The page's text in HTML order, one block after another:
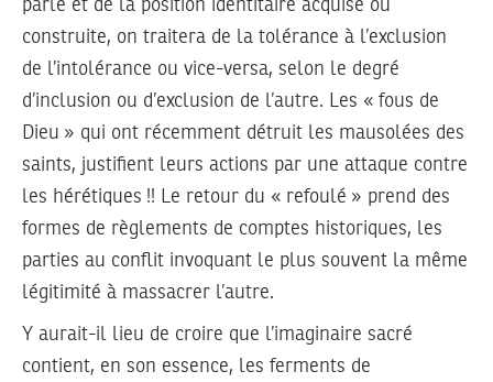
parle et de la position identitaire acquise ou
construite, on traitera de la tolérance à l’exclusion
de l’intolérance ou vice-versa, selon le degré
d’inclusion ou d’exclusion de l’autre. Les « fous de
Dieu » qui ont récemment détruit les mausolées des
saints, justifient leurs actions par une attaque contre
les hérétiques !! Le retour du « refoulé » prend des
formes de règlements de comptes historiques, les
parties au conflit invoquant le plus souvent la même
légitimité à massacrer l’autre.
Y aurait-il lieu de croire que l’imaginaire sacré
contient, en son essence, les ferments de